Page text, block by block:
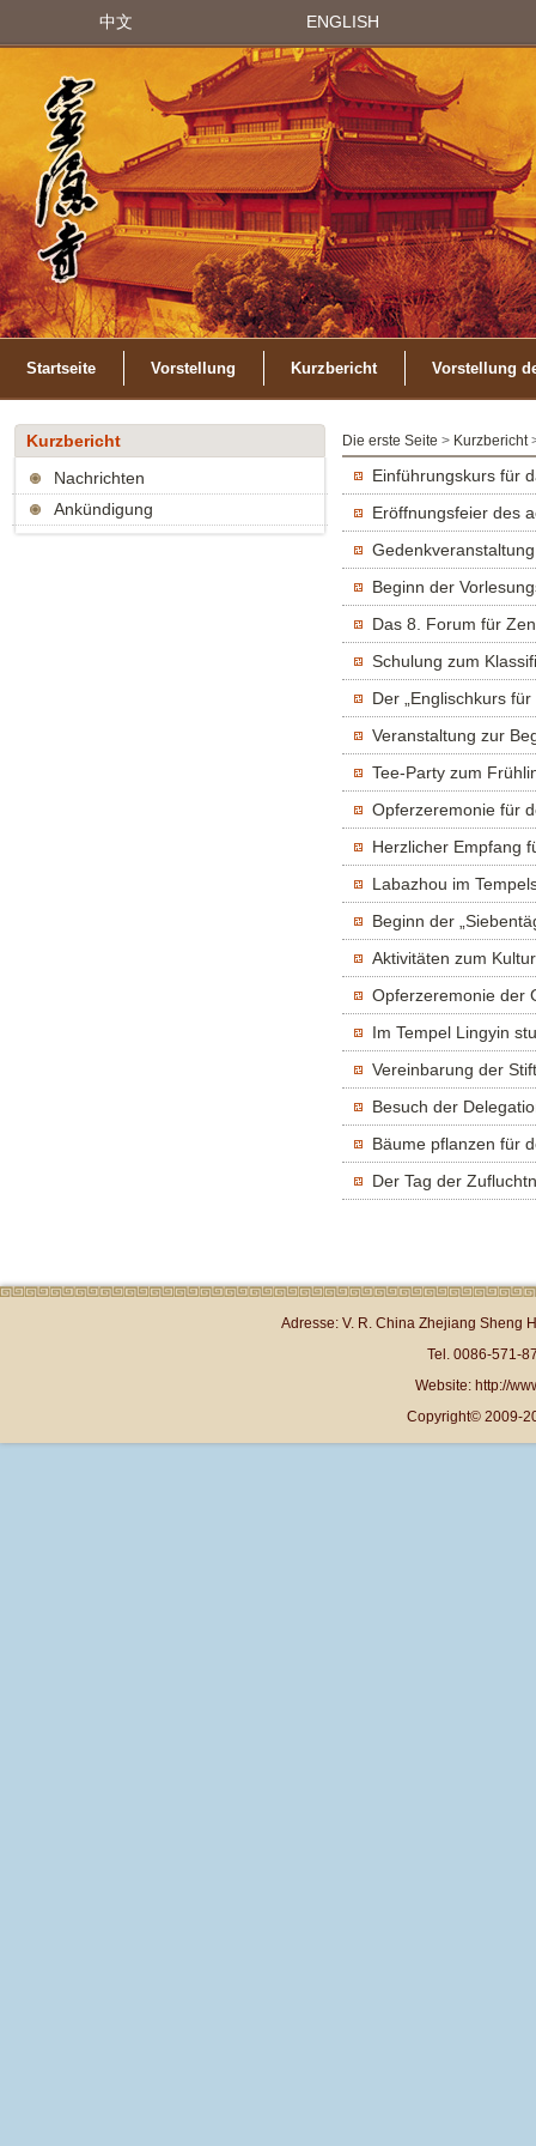
中文 ENGLISH
Startseite Vorstellung Kurzbericht Vorstellung
Kurzbericht
Nachrichten
Ankündigung
Die erste Seite > Kurzbericht
Einführungskurs für
Eröffnungsfeier des
Beginn der
Das 8. Forum für
Schulung zum
Der „Englischkurs
Veranstaltung zur
Tee-Party zum
Opferzeremonie für
Herzlicher Empfang
Labazhou im
Beginn der
Aktivitäten zum
Opferzeremonie der
Im Tempel Lingyin
Vereinbarung der
Besuch der
Bäume pflanzen für
Der Tag der
Adresse: V. R. China Zhejiang Sheng
Tel. 0086-571-
Website: http://
Copyright© 2009-